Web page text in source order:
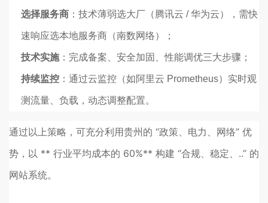
选择服务商 ：技术薄弱选大厂（腾讯云 / 华为云），需快
速响应选本地服务商（南数网络）；
技术实施：完成备案、安全加固、性能调优三大步骤；
持续监控 ：通过云监控（如阿里云 Prometheus）实时观
测流量、负载，动态调整配置。
通过以上策略，可充分利用贵州的 “政策、电力、网络” 优
势，以 ** 行业平均成本的 60%** 构建 “合规、稳定、..” 的
网站系统。